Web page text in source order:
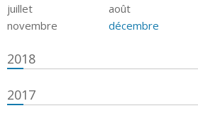
juillet
août
novembre
décembre
2018
2017